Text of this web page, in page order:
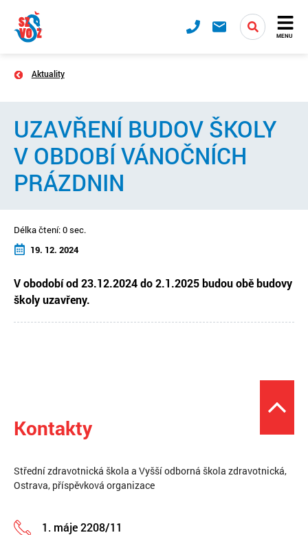
MENU
Aktuality
UZAVŘENÍ BUDOV ŠKOLY
V OBDOBÍ VÁNOČNÍCH
PRÁZDNIN
Délka čtení: 0 sec.
19. 12. 2024
V obodobí od 23.12.2024 do 2.1.2025 budou obě budovy
školy uzavřeny.
Kontakty
Střední zdravotnická škola a Vyšší odborná škola zdravotnická,
Ostrava, příspěvková organizace
1. máje 2208/11